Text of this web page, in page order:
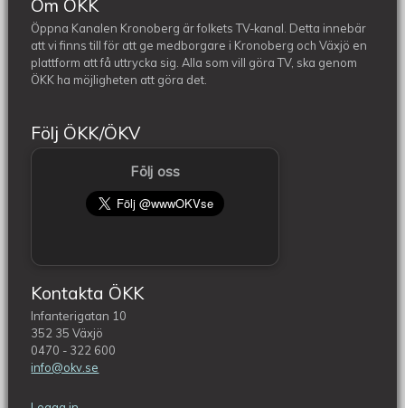
Om ÖKK
Öppna Kanalen Kronoberg är folkets TV-kanal. Detta innebär
att vi finns till för att ge medborgare i Kronoberg och Växjö en
plattform att få uttrycka sig. Alla som vill göra TV, ska genom
ÖKK ha möjligheten att göra det.
Följ ÖKK/ÖKV
Följ oss
Kontakta ÖKK
Infanterigatan 10
352 35 Växjö
0470 - 322 600
info@okv.se